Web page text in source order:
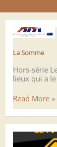
La Somme
Hors-série
lieux qui a
La
Somme
Read More »